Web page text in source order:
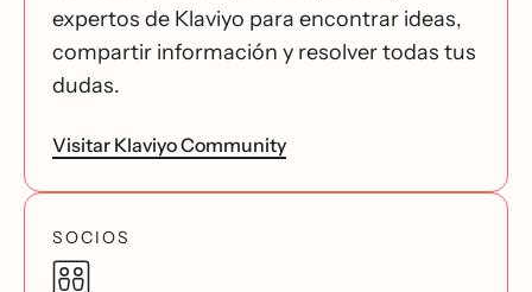
expertos de Klaviyo para encontrar ideas,
compartir información y resolver todas tus
dudas.
Visitar Klaviyo Community
SOCIOS